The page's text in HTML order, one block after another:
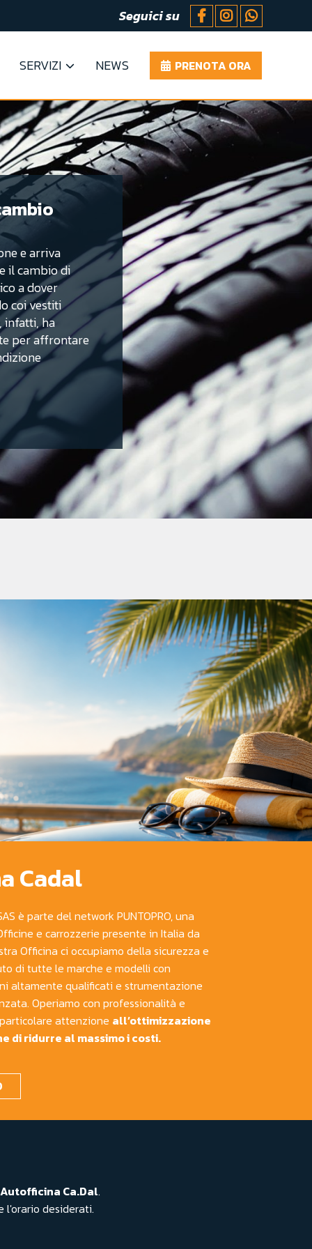
Seguici su
SERVIZI NEWS PRENOTA ORA
e arriva
il cambio di
a dover
coi vestiti
infatti, ha
per affrontare
Cadal
è parte del network PUNTOPRO, una
e carrozzerie presente in Italia da
Officina ci occupiamo della sicurezza e
di tutte le marche e modelli con
altamente qualificati e strumentazione
Operiamo con professionalità e
attenzione all’ottimizzazione
di ridurre al massimo i costi.
Autofficina Ca.Dal.
l'orario desiderati.